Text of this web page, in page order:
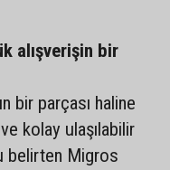
alışverişin bir
bir parçası haline
kolay ulaşılabilir
belirten Migros